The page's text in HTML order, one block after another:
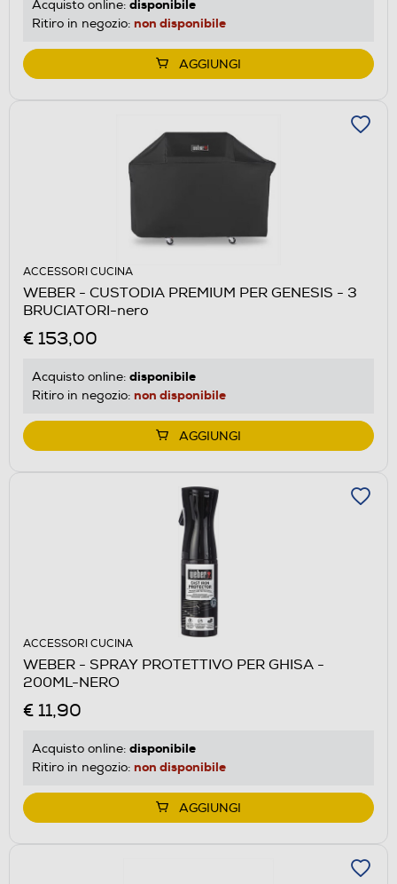
Acquisto online: disponibile
Ritiro in negozio: non disponibile
AGGIUNGI
ACCESSORI CUCINA
WEBER - CUSTODIA PREMIUM PER GENESIS - 3
BRUCIATORI-nero
€ 153,00
Acquisto online: disponibile
Ritiro in negozio: non disponibile
AGGIUNGI
ACCESSORI CUCINA
WEBER - SPRAY PROTETTIVO PER GHISA -
200ML-NERO
€ 11,90
Acquisto online: disponibile
Ritiro in negozio: non disponibile
AGGIUNGI